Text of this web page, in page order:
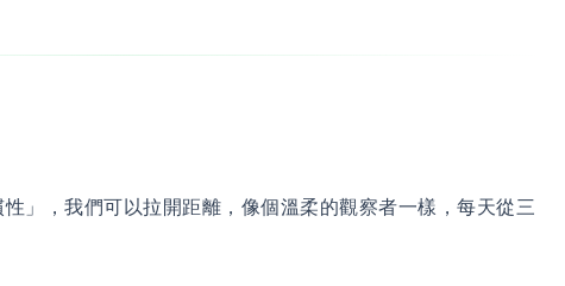
」，我們可以拉開距離，像個溫柔的觀察者一樣，每天從三